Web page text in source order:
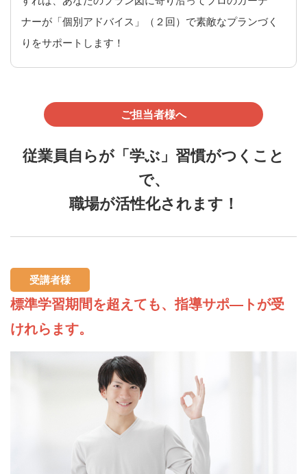
ナーが「個別アドバイス」（２回）で素敵なプランづく
りをサポートします！
ご担当者様へ
従業員自らが「学ぶ」習慣がつくこと
で、
職場が活性化されます！
受講者様
標準学習期間を超えても、指導サポ―トが受
けれらます。